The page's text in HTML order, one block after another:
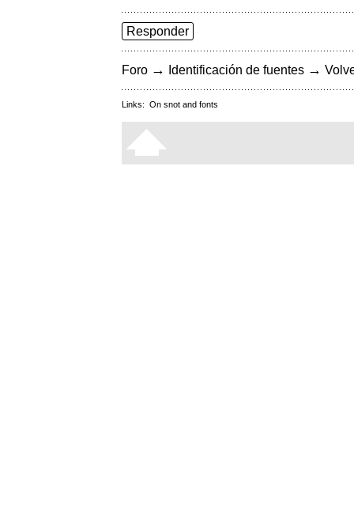
Responder
Foro → Identificación de fuentes →
Links: On snot and fonts